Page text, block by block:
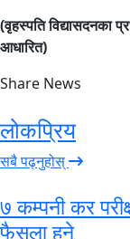
(वृहस्पति विद्यासदनका
आधारित)
Share News
लोकप्रिय
सबै पढ्नुहोस्
७ कम्पनी कर
फैसला हुने